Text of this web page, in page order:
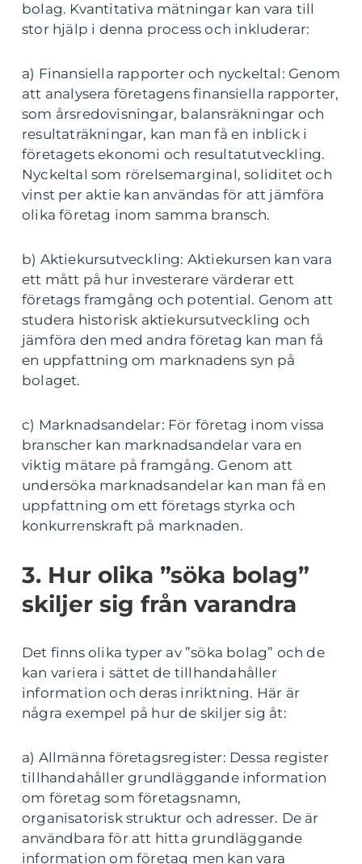
bolag. Kvantitativa mätningar kan vara till
stor hjälp i denna process och inkluderar:
a) Finansiella rapporter och nyckeltal: Genom
att analysera företagens finansiella rapporter,
som årsredovisningar, balansräkningar och
resultaträkningar, kan man få en inblick i
företagets ekonomi och resultatutveckling.
Nyckeltal som rörelsemarginal, soliditet och
vinst per aktie kan användas för att jämföra
olika företag inom samma bransch.
b) Aktiekursutveckling: Aktiekursen kan vara
ett mått på hur investerare värderar ett
företags framgång och potential. Genom att
studera historisk aktiekursutveckling och
jämföra den med andra företag kan man få
en uppfattning om marknadens syn på
bolaget.
c) Marknadsandelar: För företag inom vissa
branscher kan marknadsandelar vara en
viktig mätare på framgång. Genom att
undersöka marknadsandelar kan man få en
uppfattning om ett företags styrka och
konkurrenskraft på marknaden.
3. Hur olika ”söka bolag”
skiljer sig från varandra
Det finns olika typer av ”söka bolag” och de
kan variera i sättet de tillhandahåller
information och deras inriktning. Här är
några exempel på hur de skiljer sig åt:
a) Allmänna företagsregister: Dessa register
tillhandahåller grundläggande information
om företag som företagsnamn,
organisatorisk struktur och adresser. De är
användbara för att hitta grundläggande
information om företag men kan vara